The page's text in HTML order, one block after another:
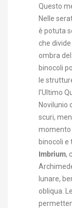
Questo
Nelle
è potuta
che
ombra
binocoli
le
l’Ultimo
Novilunio
scuri,
momento
binocoli e
Imbrium,
lunare,
obliqua.